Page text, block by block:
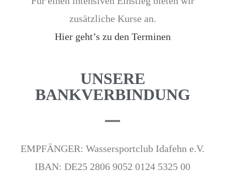
zusätzliche Kurse an.
Hier geht’s zu den Terminen
UNSERE
BANKVERBINDUNG
EMPFÄNGER: Wassersportclub Idafehn e.V.
IBAN: DE25 2806 9052 0124 5325 00